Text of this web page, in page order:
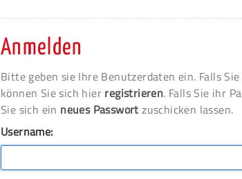
Anmelden
Bitte geben sie Ihre Benutzerdaten ein. Falls
können Sie sich hier registrieren. Falls Sie ihr
Sie sich ein neues Passwort zuschicken lassen.
Username: